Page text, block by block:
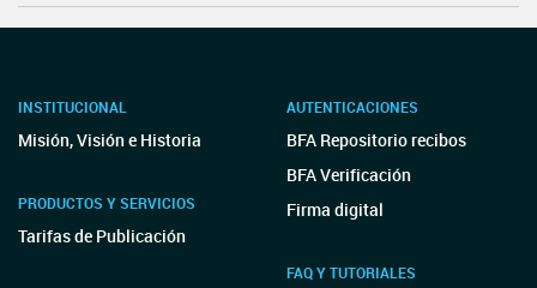
INSTITUCIONAL
Misión, Visión e Historia
PRODUCTOS Y SERVICIOS
Tarifas de Publicación
AUTENTICACIONES
BFA Repositorio recibos
BFA Verificación
Firma digital
FAQ Y TUTORIALES